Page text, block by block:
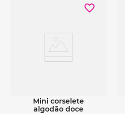
mini corselete
algodão doce